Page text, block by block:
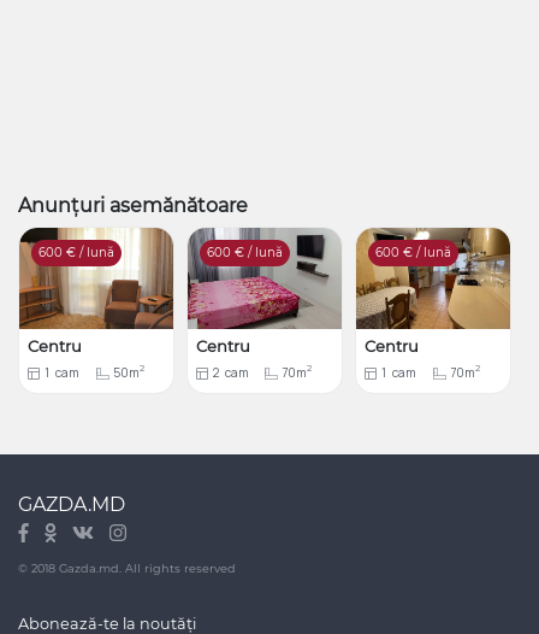
Anunțuri asemănătoare
600 € / lună
Centru
1 cam 50m2
600 € / lună
Centru
2 cam 70m2
600 € / lună
Centru
1 cam 70m2
GAZDA.MD
© 2018 Gazda.md. All rights reserved
Abonează-te la noutăți